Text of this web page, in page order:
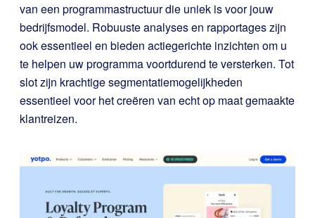
van een programmastructuur die uniek is voor jouw
bedrijfsmodel. Robuuste analyses en rapportages zijn
ook essentieel en bieden actiegerichte inzichten om u
te helpen uw programma voortdurend te versterken. Tot
slot zijn krachtige segmentatiemogelijkheden
essentieel voor het creëren van echt op maat gemaakte
klantreizen.